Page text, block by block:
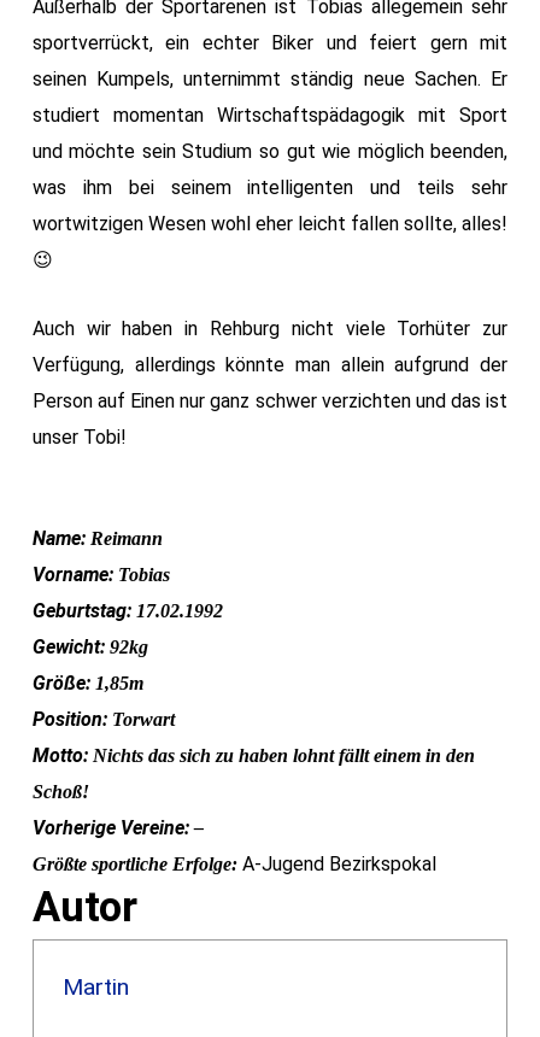
Außerhalb der Sportarenen ist Tobias allegemein sehr
sportverrückt, ein echter Biker und feiert gern mit
seinen Kumpels, unternimmt ständig neue Sachen. Er
studiert momentan Wirtschaftspädagogik mit Sport
und möchte sein Studium so gut wie möglich beenden,
was ihm bei seinem intelligenten und teils sehr
wortwitzigen Wesen wohl eher leicht fallen sollte, alles!
😉
Auch wir haben in Rehburg nicht viele Torhüter zur
Verfügung, allerdings könnte man allein aufgrund der
Person auf Einen nur ganz schwer verzichten und das ist
unser Tobi!
Name:Reimann
Vorname:Tobias
Geburtstag:17.02.1992
Gewicht:92kg
Größe:1,85m
Position:Torwart
Motto: Nichts das sich zu haben lohnt fällt einem in den
Schoß!
Vorherige Vereine:–
Größte sportliche Erfolge: A-Jugend Bezirkspokal
Autor
Martin